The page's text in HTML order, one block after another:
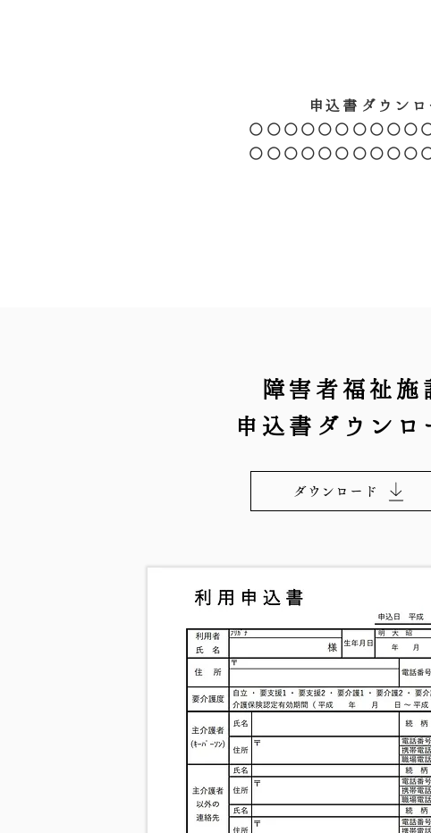
申込書ダウン
障害者福祉施
申込書ダウンロ
ダウンロード